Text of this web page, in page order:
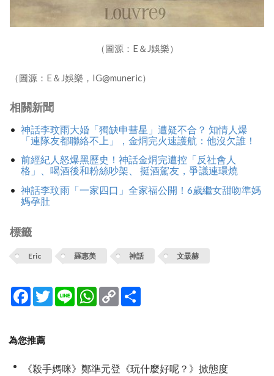
（圖源：E＆J娛樂）
（圖源：E＆J娛樂，IG@muneric）
相關新聞
神話李玟雨大婚「獨缺申彗星」遭疑不合？ 知情人爆
「連隊友都聯絡不上」，金烔完火速護航：他沒欠誰！
前經紀人怒爆黑歷史！神話金烔完遭控「反社會人
格」、喝酒後和粉絲吵架、 挺酒駕友，爭議連環燒
神話李玟雨「一家四口」全家福公開！6歲繼女甜吻準媽
媽孕肚
標籤
Eric 羅惠美 神話 文晸赫
Facebook
TwitterLine WhatsApp
Copy
Link
為您推薦
《殺手媽咪》鄭準元登《玩什麼好呢？》掀態度